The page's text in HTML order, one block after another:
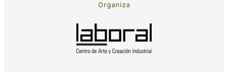
Organiza